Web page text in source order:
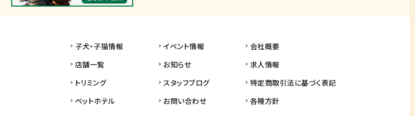
子犬・子猫情報
店舗一覧
トリミング
ペットホテル
イベント情報
お知らせ
スタッフブログ
お問い合わせ
会社概要
求人情報
特定商取引法に基づく表記
各種方針